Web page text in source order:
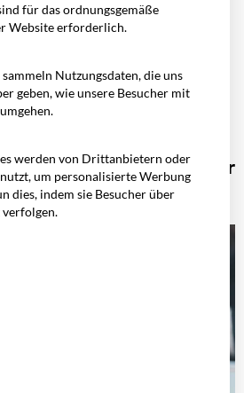
KI Unternehmen dabei
Wartungen
Prozesse zu automatisieren und
für eine effiziente, nachhaltige
zu treffen.
und Vorteile einer
im Fuhrpark
für das ordnungsgemäße
Website erforderlich.
Nutzungsdaten, die uns
geben, wie unsere Besucher mit
werden von Drittanbietern oder
um personalisierte Werbung
dies, indem sie Besucher über
verfolgen.